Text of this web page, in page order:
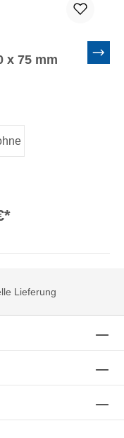
x 75 mm
Lieferung